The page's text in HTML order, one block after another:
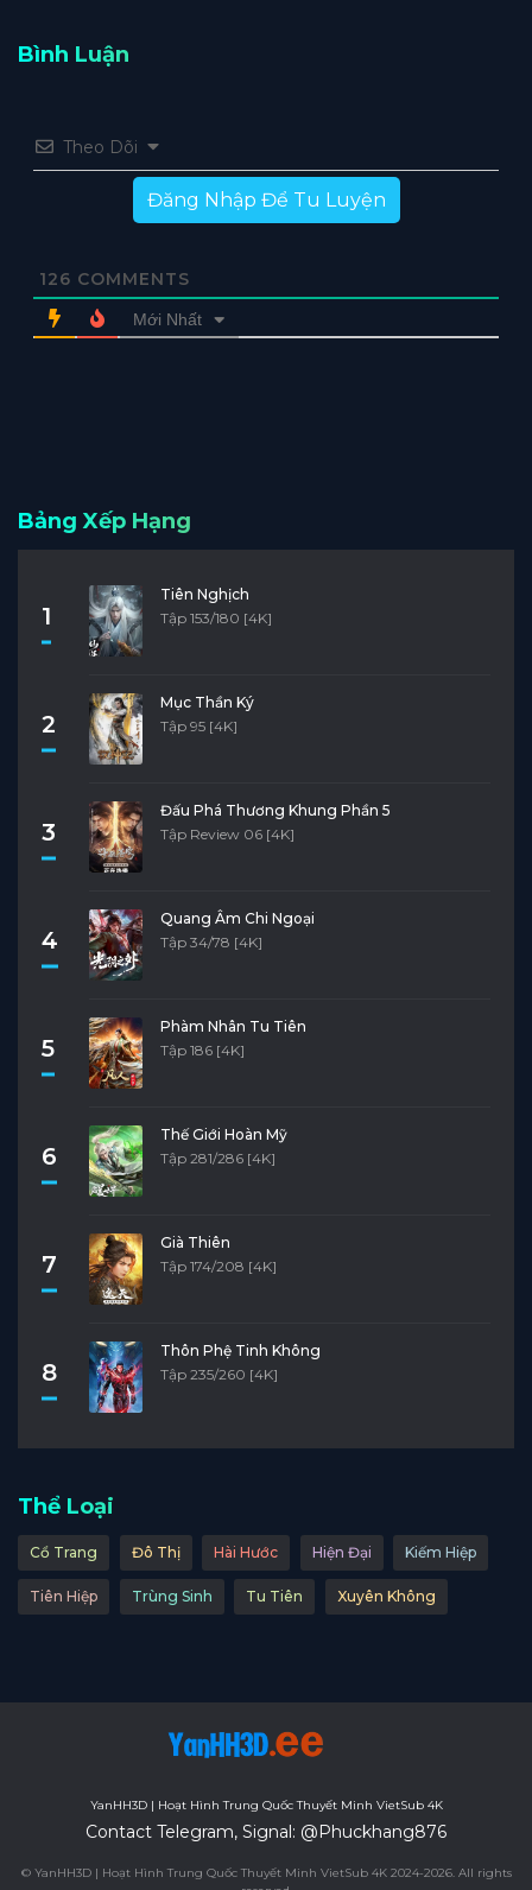
Bình Luận
Theo Dõi
Đăng Nhập Để Tu Luyện
126 COMMENTS
Mới Nhất
Bảng Xếp Hạng
1
Tiên Nghịch
Tập 153/180 [4K]
2
Mục Thần Ký
Tập 95 [4K]
3
Đấu Phá Thương Khung Phần 5
Tập Review 06 [4K]
4
Quang Âm Chi Ngoại
Tập 34/78 [4K]
5
Phàm Nhân Tu Tiên
Tập 186 [4K]
6
Thế Giới Hoàn Mỹ
Tập 281/286 [4K]
7
Già Thiên
Tập 174/208 [4K]
8
Thôn Phệ Tinh Không
Tập 235/260 [4K]
Thể Loại
Cổ Trang Đô Thị Hài Hước Hiện Đại Kiếm Hiệp
Tiên Hiệp Trùng Sinh Tu Tiên Xuyên Không
YanHH3D | Hoạt Hình Trung Quốc Thuyết Minh VietSub 4K
Contact Telegram, Signal: @Phuckhang876
© YanHH3D | Hoạt Hình Trung Quốc Thuyết Minh VietSub 4K 2024-2026. All rights